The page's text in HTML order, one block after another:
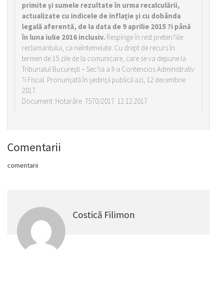
primite şi sumele rezultate în urma recalculării,
actualizate cu indicele de inflaţie şi cu dobânda
legală aferentă, de la data de 9 aprilie 2015 ?i până
în luna iulie 2016 inclusiv. Respinge în rest preten?iile
reclamantului, ca neîntemeiate. Cu drept de recurs în
termen de 15 zile de la comunicare, care se va depune la
Tribunalul Bucureşti – Sec?ia a II-a Contencios Administrativ
?i Fiscal. Pronunţată în şedinţă publică azi, 12 decembrie
2017.
Document: Hotarâre 7570/2017 12.12.2017
Comentarii
comentarii
Costică Filimon